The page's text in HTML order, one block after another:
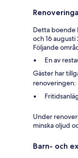
Detta boende
och 16
Följande
En av
Gäster har
renoveringen:
Under
minska oljud
Barn- och